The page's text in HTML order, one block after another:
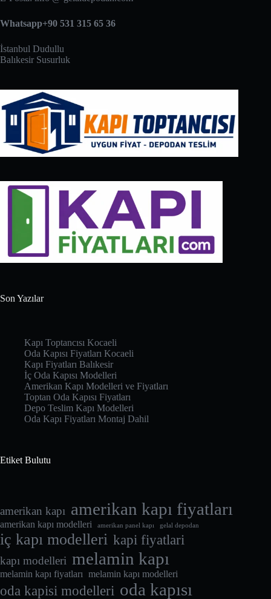
Whatsapp+90 531 315 65 36
İstanbul Dudullu
Balıkesir Susurluk
Son Yazılar
Kapı Toptancısı Kocaeli
Oda Kapısı Fiyatları Kocaeli
Kapı Fiyatları Balıkesir
İç Oda Kapısı Modelleri
Amerikan Kapı Modelleri ve Fiyatları
Toptan Oda Kapısı Fiyatları
Depo Teslim Kapı Modelleri
Oda Kapı Fiyatları Montaj Dahil
Etiket Bulutu
amerikan kapı amerikan kapı fiyatları
amerikan kapı modelleri amerikan panel kapı gelal depodan
iç kapı modelleri kapi fiyatlari
kapı modelleri melamin kapı
melamin kapı fiyatları melamin kapı modelleri
oda kapisi modelleri oda kapısı